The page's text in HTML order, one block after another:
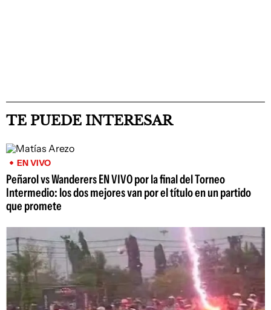
TE PUEDE INTERESAR
EN VIVO
Peñarol vs Wanderers EN VIVO por la final del Torneo
Intermedio: los dos mejores van por el título en un partido
que promete